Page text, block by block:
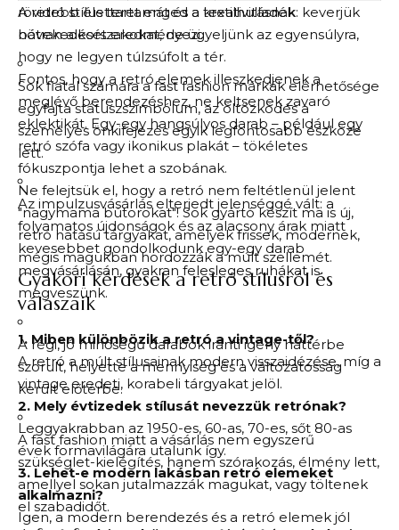
A retró stílus teret enged a kreativitásnak: keverjük
bátran a korszakokat, de ügyeljünk az egyensúlyra,
hogy ne legyen túlzsúfolt a tér.
Fontos, hogy a retró elemek illeszkedjenek a
meglévő berendezéshez, ne keltsenek zavaró
eklektikát. Egy-egy hangsúlyos darab – például egy
retró szófa vagy ikonikus plakát – tökéletes
fókuszpontja lehet a szobának.
Ne felejtsük el, hogy a retró nem feltétlenül jelent
"nagymama bútorokat"! Sok gyártó készít ma is új,
retró hatású tárgyakat, amelyek frissek, modernek,
mégis magukban hordozzák a múlt szellemét.
Gyakori kérdések a retró stílusról és
válaszaik
1. Miben különbözik a retró a vintage-től?
A retró a múlt stílusainak modern visszaidézése, míg a
vintage eredeti, korabeli tárgyakat jelöl.
2. Mely évtizedek stílusát nevezzük retrónak?
Leggyakrabban az 1950-es, 60-as, 70-es, sőt 80-as
évek formavilágára utalunk így.
3. Lehet-e modern lakásban retró elemeket
alkalmazni?
Igen, a modern berendezés és a retró elemek jól
rövidebb élettartamát és a textilhulladék
növekedését eredményezi.
Sok fiatal számára a fast fashion márkák elérhetősége
egyfajta státuszszimbólum, az öltözködés a
személyes önkifejezés egyik legfontosabb eszköze
lett.
Az impulzusvásárlás elterjedt jelenséggé vált: a
folyamatos újdonságok és az alacsony árak miatt
kevesebbet gondolkodunk egy-egy darab
megvásárlásán, gyakran felesleges ruhákat is
megveszünk.
A régi, jó minőségű darabok iránti igény háttérbe
szorult, helyette a mennyiség és a változatosság
került előtérbe.
A fast fashion miatt a vásárlás nem egyszerű
szükséglet-kielégítés, hanem szórakozás, élmény lett,
amellyel sokan jutalmazzák magukat, vagy töltenek
el szabadidőt.